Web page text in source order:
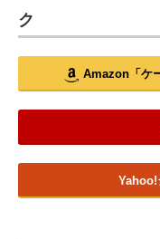
ク
Amazon「ケ
Yahoo!